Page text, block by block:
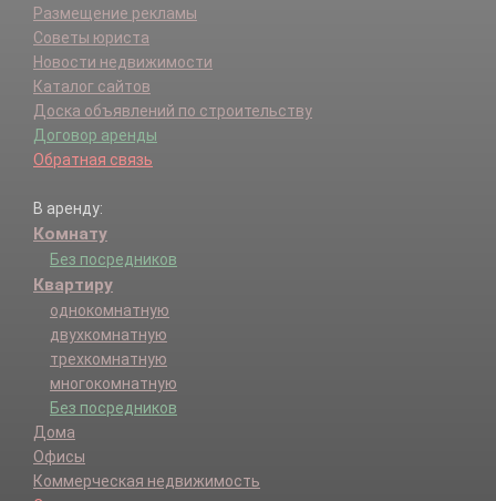
Размещение рекламы
Советы юриста
Новости недвижимости
Каталог сайтов
Доска объявлений по строительству
Договор аренды
Обратная связь
В аренду:
Комнату
Без посредников
Квартиру
однокомнатную
двухкомнатную
трехкомнатную
многокомнатную
Без посредников
Дома
Офисы
Коммерческая недвижимость